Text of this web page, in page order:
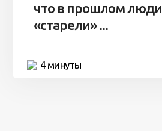
что в прошлом люди
«старели» ...
4 минуты